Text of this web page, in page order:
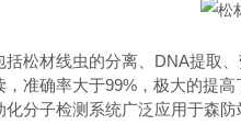
括松材线虫的分离、DNA提取
准确率大于99%，极大的提
分子检测系统广泛应用于森防